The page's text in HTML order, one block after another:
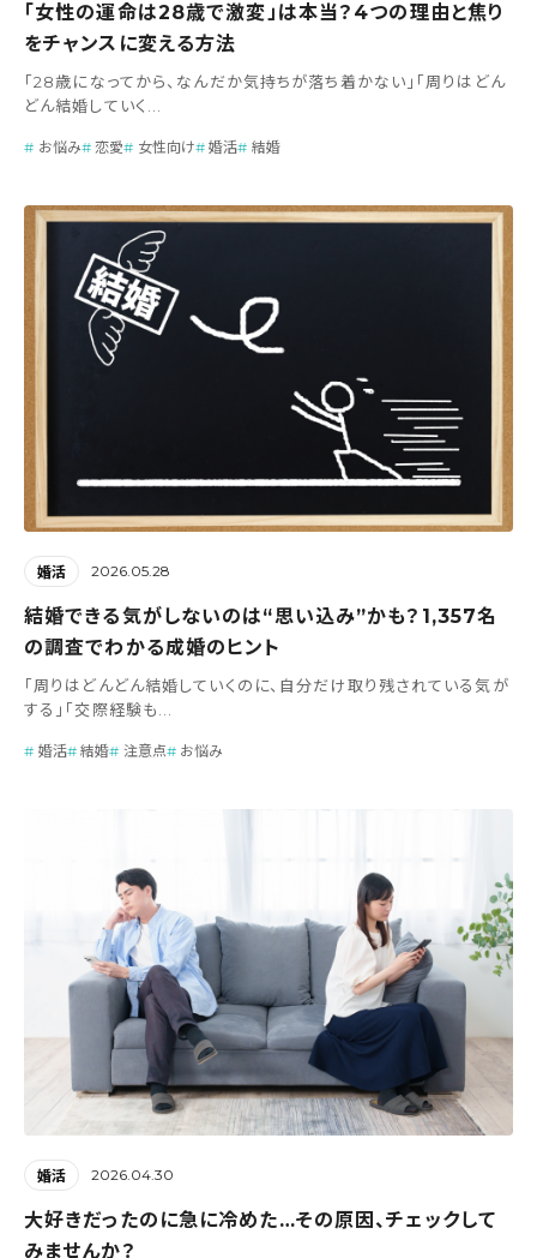
「女性の運命は28歳で激変」は本当？4つの理由と焦り
をチャンスに変える方法
「28歳になってから、なんだか気持ちが落ち着かない」「周りはどん
どん結婚していく...
お悩み 恋愛 女性向け 婚活 結婚
婚活 2026.05.28
結婚できる気がしないのは“思い込み”かも？1,357名
の調査でわかる成婚のヒント
「周りはどんどん結婚していくのに、自分だけ取り残されている気が
する」「交際経験も...
婚活 結婚 注意点 お悩み
婚活 2026.04.30
大好きだったのに急に冷めた…その原因、チェックして
みませんか？